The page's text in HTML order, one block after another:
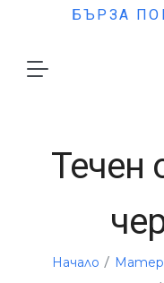
БЪРЗА
Течен
Начало /